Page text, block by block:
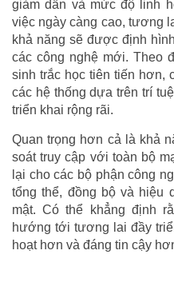
giảm dần và mức độ linh
việc ngày càng cao, tương
khả năng sẽ được định
các công nghệ mới. Theo
sinh trắc học tiên tiến hơn,
các hệ thống dựa trên trí
triển khai rộng rãi.
Quan trọng hơn cả là khả
soát truy cập với toàn bộ
lại cho các bộ phận công
tổng thể, đồng bộ và hiệu
mật. Có thể khẳng định
hướng tới tương lai đầy
hoạt hơn và đáng tin cậy